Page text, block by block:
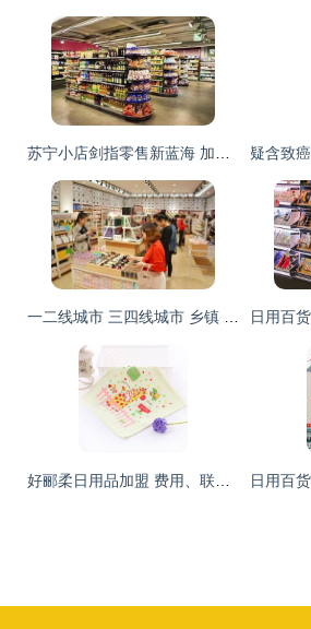
苏宁小店剑指零售新蓝海 加速布局全国1500家，日用百货成扩张利刃
一二线城市 三四线城市 乡镇 十元店开在哪里发展前景更好
好郦柔日用品加盟 费用、联系方式与市场前景全解析